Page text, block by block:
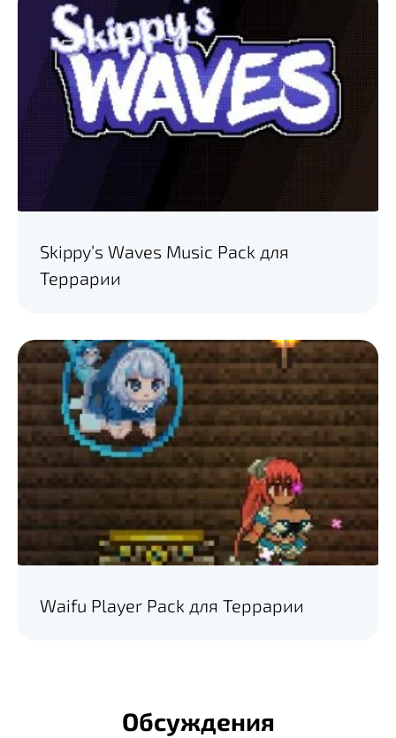
Skippy’s Waves Music Pack для
Террарии
Waifu Player Pack для Террарии
Обсуждения